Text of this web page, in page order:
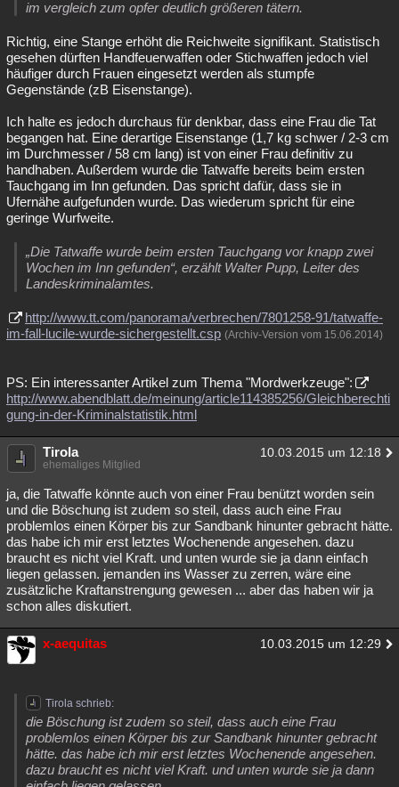
im vergleich zum opfer deutlich größeren tätern.
Richtig, eine Stange erhöht die Reichweite signifikant. Statistisch
gesehen dürften Handfeuerwaffen oder Stichwaffen jedoch viel
häufiger durch Frauen eingesetzt werden als stumpfe
Gegenstände (zB Eisenstange).
Ich halte es jedoch durchaus für denkbar, dass eine Frau die Tat
begangen hat. Eine derartige Eisenstange (1,7 kg schwer / 2-3 cm
im Durchmesser / 58 cm lang) ist von einer Frau definitiv zu
handhaben. Außerdem wurde die Tatwaffe bereits beim ersten
Tauchgang im Inn gefunden. Das spricht dafür, dass sie in
Ufernähe aufgefunden wurde. Das wiederum spricht für eine
geringe Wurfweite.
„Die Tatwaffe wurde beim ersten Tauchgang vor knapp zwei
Wochen im Inn gefunden“, erzählt Walter Pupp, Leiter des
Landeskriminalamtes.
http://www.tt.com/panorama/verbrechen/7801258-91/tatwaffe-
im-fall-lucile-wurde-sichergestellt.csp (Archiv-Version vom 15.06.2014)
PS: Ein interessanter Artikel zum Thema "Mordwerkzeuge":
http://www.abendblatt.de/meinung/article114385256/Gleichberechti
gung-in-der-Kriminalstatistik.html
Tirola 10.03.2015 um 12:18
ehemaliges Mitglied
ja, die Tatwaffe könnte auch von einer Frau benützt worden sein
und die Böschung ist zudem so steil, dass auch eine Frau
problemlos einen Körper bis zur Sandbank hinunter gebracht hätte.
das habe ich mir erst letztes Wochenende angesehen. dazu
braucht es nicht viel Kraft. und unten wurde sie ja dann einfach
liegen gelassen. jemanden ins Wasser zu zerren, wäre eine
zusätzliche Kraftanstrengung gewesen ... aber das haben wir ja
schon alles diskutiert.
x-aequitas 10.03.2015 um 12:29
Tirola schrieb:
die Böschung ist zudem so steil, dass auch eine Frau
problemlos einen Körper bis zur Sandbank hinunter gebracht
hätte. das habe ich mir erst letztes Wochenende angesehen.
dazu braucht es nicht viel Kraft. und unten wurde sie ja dann